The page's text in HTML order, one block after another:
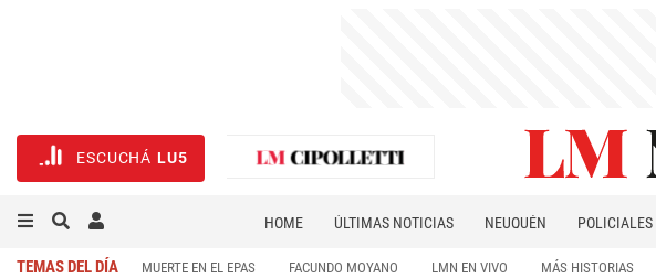
ESCUCHÁ LU5
HOME ÚLTIMAS NOTICIAS NEUQUÉN POLICIALES
TEMAS DEL DÍA MUERTE EN EL EPAS FACUNDO MOYANO LMN EN VIVO MÁS HISTORIAS